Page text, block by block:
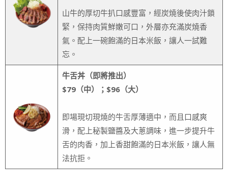
山牛的厚切牛扒口感豐富，經炭燒後使肉汁鎖
緊，保持肉質鮮嫩可口，外層亦充滿炭燒香
氣。配上一碗飽滿的日本米飯，讓人一試難
忘。
牛舌丼（即將推出）
$79（中）；$96（大）
即場現切現燒的牛舌厚薄適中，而且口感爽
滑，配上秘製鹽醬及大蔥調味，進一步提升牛
舌的肉香，加上香甜飽滿的日本米飯，讓人無
法抗拒。